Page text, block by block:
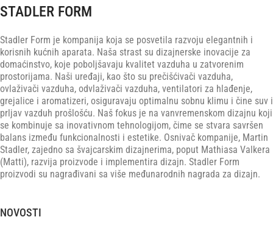
STADLER FORM
Stadler Form je kompanija koja se posvetila razvoju elegantnih i
korisnih kućnih aparata. Naša strast su dizajnerske inovacije za
domaćinstvo, koje poboljšavaju kvalitet vazduha u zatvorenim
prostorijama. Naši uređaji, kao što su prečišćivači vazduha,
ovlaživači vazduha, odvlaživači vazduha, ventilatori za hlađenje,
grejalice i aromatizeri, osiguravaju optimalnu sobnu klimu i čine suv i
prljav vazduh prošlošću. Naš fokus je na vanvremenskom dizajnu koji
se kombinuje sa inovativnom tehnologijom, čime se stvara savršen
balans između funkcionalnosti i estetike. Osnivač kompanije, Martin
Stadler, zajedno sa švajcarskim dizajnerima, poput Mathiasa Valkera
(Matti), razvija proizvode i implementira dizajn. Stadler Form
proizvodi su nagrađivani sa više međunarodnih nagrada za dizajn.
NOVOSTI